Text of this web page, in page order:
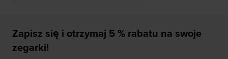
Zapisz się i otrzymaj 5 % rabatu na swoje
zegarki!